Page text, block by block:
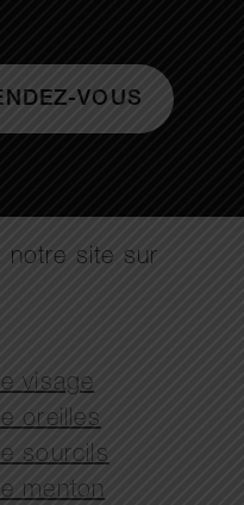
VOUS
notre site sur
visage
oreilles
sourcils
menton